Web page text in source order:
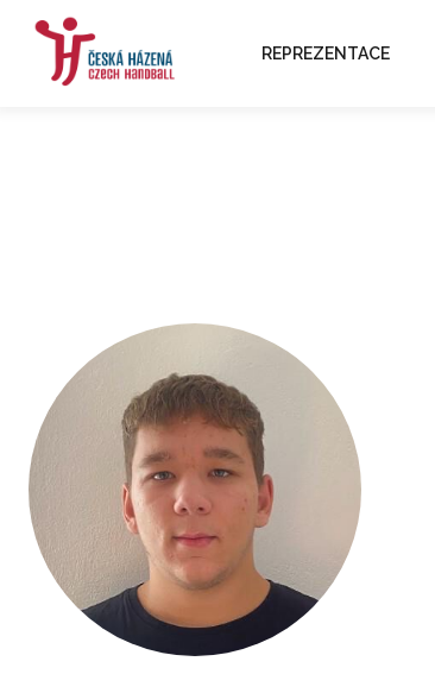
REPREZENTACE